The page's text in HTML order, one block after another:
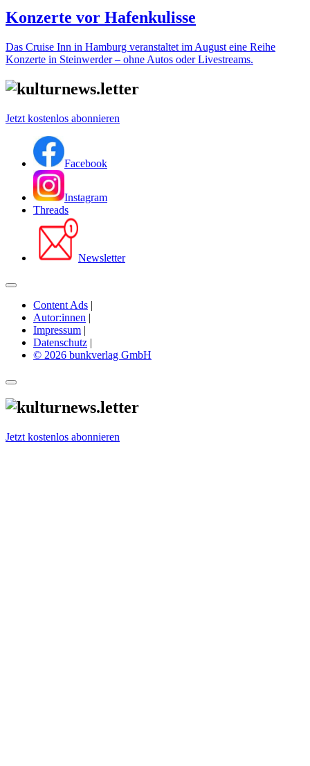
Konzerte vor Hafenkulisse
Das Cruise Inn in Hamburg veranstaltet im August eine Reihe
Konzerte in Steinwerder – ohne Autos oder Livestreams.
Jetzt kostenlos abonnieren
Facebook
Instagram
Threads
Newsletter
Content Ads |
Autor:innen |
Impressum |
Datenschutz |
© 2026 bunkverlag GmbH
Jetzt kostenlos abonnieren